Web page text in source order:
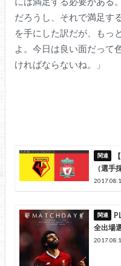
だろうし、それで満足す
を手にした訳だが、もっ
よ。今日は良い面だって
ければならないね。」
（選手
全出場